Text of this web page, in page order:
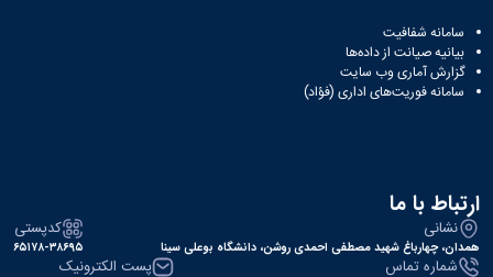
فرآیندها
آئین
نامه
فرم
های
پژوهشی
سامانه شفافیت
بیانیه صیانت از داده‌ها
گزارش آماری وب‌ سایت
سامانه فوریت‌های اداری (فؤاد)
ارتباط با ما
نشانی
همدان، چهارباغ شهید مصطفی احمدی روشن، دانشگاه بوعلی سینا
کدپستی
۶۵۱۷۸-۳۸۶۹۵
شماره تماس پست الکترونیک